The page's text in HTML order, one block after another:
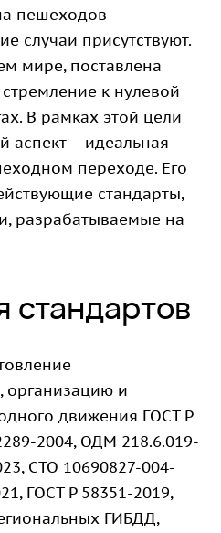
пешеходов
случаи присутствуют.
мире, поставлена
к нулевой
В рамках этой цели
аспект – идеальная
переходе. Его
стандарты,
разрабатываемые на
стандартов
организацию и
движения ГОСТ Р
2004, ОДМ 218.6.019-
СТО 10690827-004-
ГОСТ Р 58351-2019,
ГИБДД,